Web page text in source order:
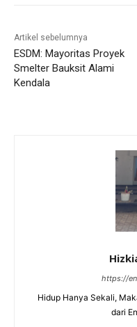
Artikel sebelumnya
ESDM: Mayoritas Proyek
Smelter Bauksit Alami
Kendala
https://
Hidup Hanya Sekali,
dari